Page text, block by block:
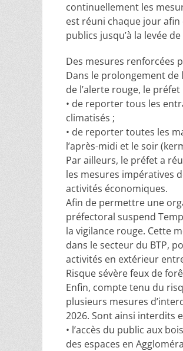
continuellement les
est réuni chaque jour afin
publics jusqu’à la levée de
Des mesures renforcées
Dans le prolongement
de l’alerte rouge, le
• de reporter tous les
climatisés ;
• de reporter toutes les
l’après-midi et le soir
Par ailleurs, le préfet a
les mesures impératives
activités économiques.
Afin de permettre une
préfectoral suspend
la vigilance rouge. Cette
dans le secteur du BTP,
activités en extérieur
Risque sévère feux de
Enfin, compte tenu du
plusieurs mesures
2026. Sont ainsi interdits
• l’accès du public aux
des espaces en